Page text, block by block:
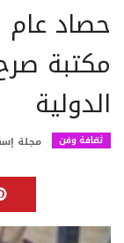
مكتبة
الدولية
ثقافة وفن مجلة